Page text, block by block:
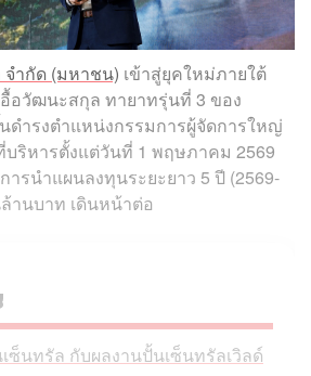
ำกัด (มหาชน) เข้าสู่ยุคใหม่ภายใต้
อวัฒนะสกุล ทายาทรุ่นที่ 3 ของ
ำรงตำแหน่งกรรมการผู้จัดการใหญ่
บริหารตั้งแต่วันที่ 1 พฤษภาคม 2569
รนำแผนลงทุนระยะยาว 5 ปี (2569-
านบาท เดินหน้าต่อ
ซ็นทรัล กับผลงานปั้นเซ็นทรัลเวิลด์